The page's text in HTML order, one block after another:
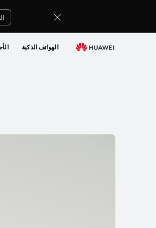
صوت
الهواتف الذكية